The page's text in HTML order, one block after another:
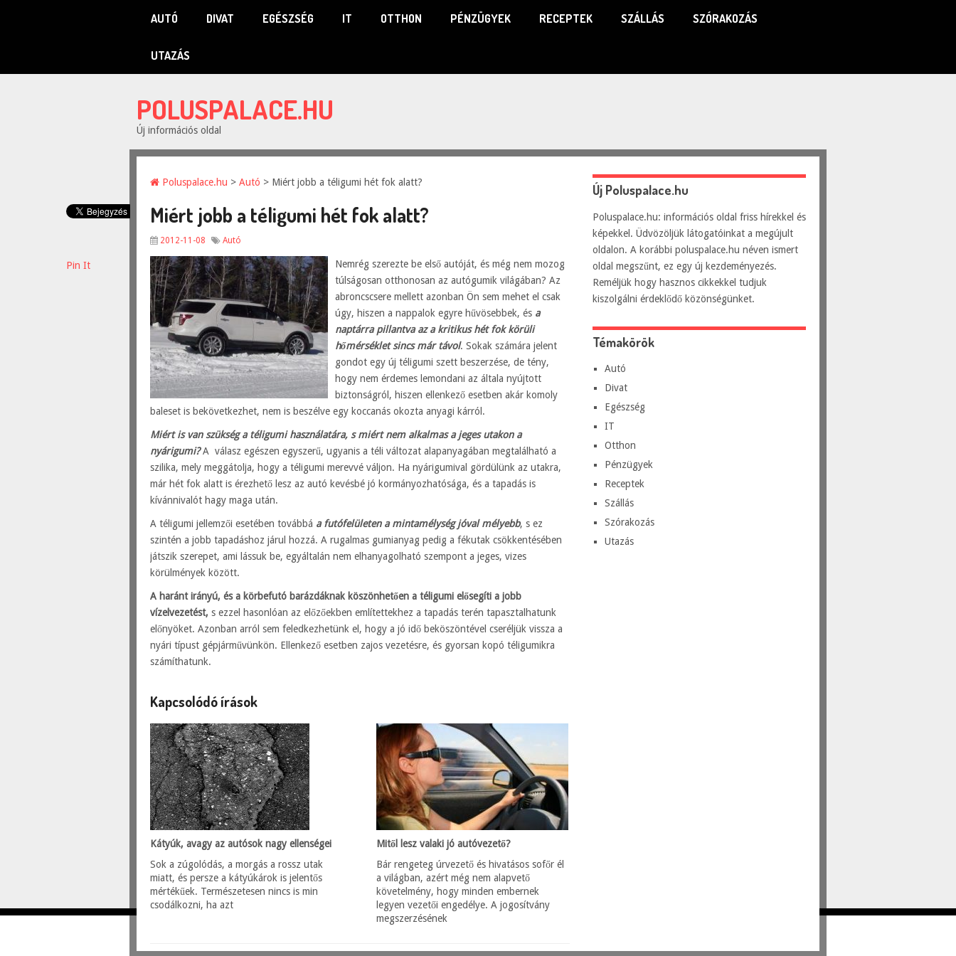
AUTÓ DIVAT EGÉSZSÉG IT OTTHON PÉNZÜGYEK RECEPTEK SZÁLLÁS SZÓRAKOZÁS
UTAZÁS
POLUSPALACE.HU
Új információs oldal
Poluspalace.hu >Autó > Miért jobb a téligumi hét fok alatt?
Miért jobb a téligumi hét fok alatt?
2012-11-08 Autó
Nemrég szerezte be első autóját, és még nem mozog
túlságosan otthonosan az autógumik világában? Az
abroncscsere mellett azonban Ön sem mehet el csak
úgy, hiszen a nappalok egyre hűvösebbek, és a
naptárra pillantva az a kritikus hét fok körüli
hőmérséklet sincs már távol. Sokak számára jelent
gondot egy új téligumi szett beszerzése, de tény,
hogy nem érdemes lemondani az általa nyújtott
biztonságról, hiszen ellenkező esetben akár komoly
baleset is bekövetkezhet, nem is beszélve egy koccanás okozta anyagi kárról.
Miért is van szükség a téligumi használatára, s miért nem alkalmas a jeges utakon a
nyárigumi? A válasz egészen egyszerű, ugyanis a téli változat alapanyagában megtalálható a
szilika, mely meggátolja, hogy a téligumi merevvé váljon. Ha nyárigumival gördülünk az utakra,
már hét fok alatt is érezhető lesz az autó kevésbé jó kormányozhatósága, és a tapadás is
kívánnivalót hagy maga után.
A téligumi jellemzői esetében továbbá a futófelületen a mintamélység jóval mélyebb, s ez
szintén a jobb tapadáshoz járul hozzá. A rugalmas gumianyag pedig a fékutak csökkentésében
játszik szerepet, ami lássuk be, egyáltalán nem elhanyagolható szempont a jeges, vizes
körülmények között.
A haránt irányú, és a körbefutó barázdáknak köszönhetően a téligumi elősegíti a jobb
vízelvezetést, s ezzel hasonlóan az előzőekben említettekhez a tapadás terén tapasztalhatunk
előnyöket. Azonban arról sem feledkezhetünk el, hogy a jó idő beköszöntével cseréljük vissza a
nyári típust gépjárművünkön. Ellenkező esetben zajos vezetésre, és gyorsan kopó téligumikra
számíthatunk.
Pin It
Kapcsolódó írások
Kátyúk, avagy az autósok nagy ellenségei
Sok a zúgolódás, a morgás a rossz utak
miatt, és persze a kátyúkárok is jelentős
mértékűek. Természetesen nincs is min
csodálkozni, ha azt
Mitől lesz valaki jó autóvezető?
Bár rengeteg úrvezető és hivatásos sofőr él
a világban, azért még nem alapvető
követelmény, hogy minden embernek
legyen vezetői engedélye. A jogosítvány
megszerzésének
Új Poluspalace.hu
Poluspalace.hu: információs oldal friss hírekkel és
képekkel. Üdvözöljük látogatóinkat a megújult
oldalon. A korábbi poluspalace.hu néven ismert
oldal megszűnt, ez egy új kezdeményezés.
Reméljük hogy hasznos cikkekkel tudjuk
kiszolgálni érdeklődő közönségünket.
Témakörök
Autó
Divat
Egészség
IT
Otthon
Pénzügyek
Receptek
Szállás
Szórakozás
Utazás